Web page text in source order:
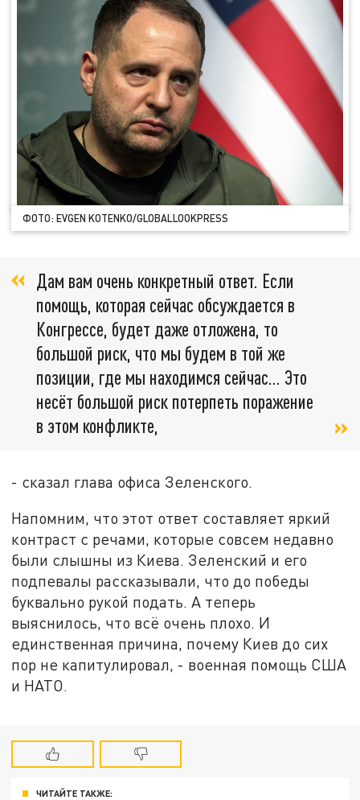
ФОТО: EVGEN KOTENKO/GLOBALLOOKPRESS
Дам вам очень конкретный ответ. Если
помощь, которая сейчас обсуждается в
Конгрессе, будет даже отложена, то
большой риск, что мы будем в той же
позиции, где мы находимся сейчас… Это
несёт большой риск потерпеть поражение
в этом конфликте,
- сказал глава офиса Зеленского.
Напомним, что этот ответ составляет яркий
контраст с речами, которые совсем недавно
были слышны из Киева. Зеленский и его
подпевалы рассказывали, что до победы
буквально рукой подать. А теперь
выяснилось, что всё очень плохо. И
единственная причина, почему Киев до сих
пор не капитулировал, - военная помощь США
и НАТО.
ЧИТАЙТЕ ТАКЖЕ: